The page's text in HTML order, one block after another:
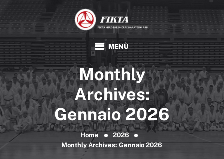
Monthly
Archives:
Gennaio 2026
Home
2026
Monthly Archives: Gennaio 2026
FIKTA
Associazione Sportiva Dilettantistica
HOME
KARATE
TRADIZIONALE
FIKTA
EVENTI E NEWS
FORMAZIONE
DOCUMENTI